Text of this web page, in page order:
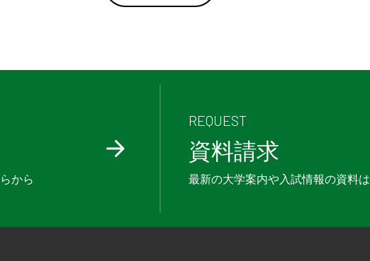
から
REQUEST
資料請求
最新の大学案内や入試情報の資料は